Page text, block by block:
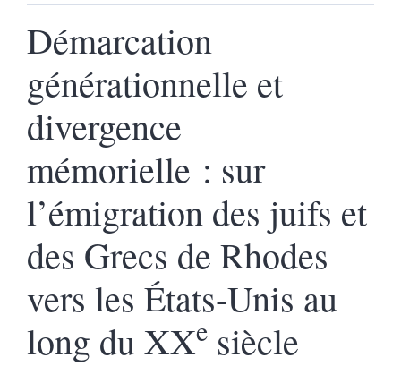
Démarcation
générationnelle et
divergence
mémorielle : sur
l’émigration des juifs et
des Grecs de Rhodes
vers les États-Unis au
long du XXe siècle